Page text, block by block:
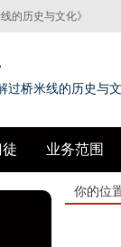
的历史与文化》
过桥米线的历史与文
业务范围
你的位